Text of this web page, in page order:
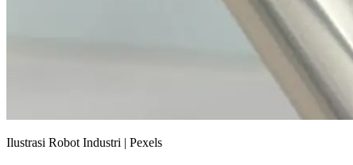
Ilustrasi Robot Industri | Pexels